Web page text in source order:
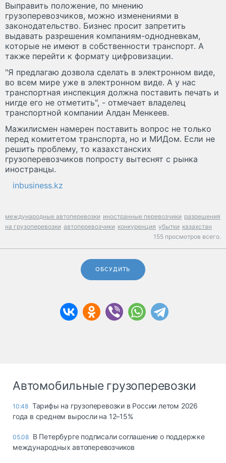
Выправить положение, по мнению
грузоперевозчиков, можно изменениями в
законодательство. Бизнес просит запретить
выдавать разрешения компаниям-однодневкам,
которые не имеют в собственности транспорт. А
также перейти к формату цифровизации.
"Я предлагаю дозвола сделать в электронном виде,
во всем мире уже в электронном виде. А у нас
транспортная инспекция должна поставить печать и
нигде его не отметить", - отмечает владелец
транспортной компании Алдан Менкеев.
Мажилисмен намерен поставить вопрос не только
перед комитетом транспорта, но и МИДом. Если не
решить проблему, то казахстанских
грузоперевозчиков попросту вытеснят с рынка
иностранцы.
inbusiness.kz
международные автоперевозки иностранные перевозчики разрешения
на грузоперевозки автоперевозчики конкуренция убытки казахстан
155 просмотров всего.
ОБСУДИТЬ
Автомобильные грузоперевозки
10:48 Тарифы на грузоперевозки в России летом 2026
года в среднем выросли на 12–15%
05.08 В Петербурге подписали соглашение о поддержке
международных автоперевозчиков